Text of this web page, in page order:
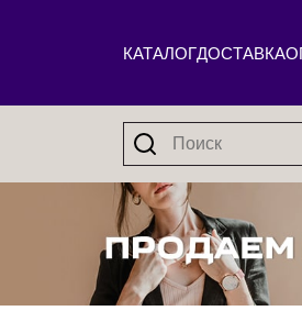
КАТАЛОГДОСТАВКА